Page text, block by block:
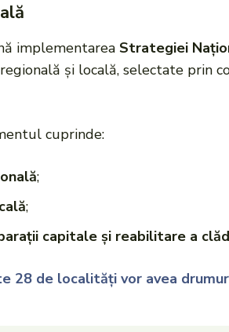
implementarea Strategiei
și locală, selectate prin
cuprinde:
;
;
capitale și reabilitare a
28 de localități vor avea